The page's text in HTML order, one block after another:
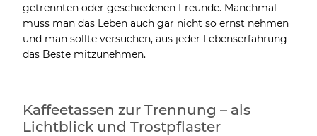
getrennten oder geschiedenen Freunde. Manchmal
muss man das Leben auch gar nicht so ernst nehmen
und man sollte versuchen, aus jeder Lebenserfahrung
das Beste mitzunehmen.
Kaffeetassen zur Trennung – als
Lichtblick und Trostpflaster